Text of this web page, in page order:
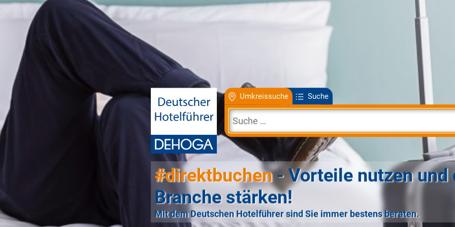
Umkreissuche Suche
#direktbuchen- Vorteile nutzen und
Branche stärken!
Mit dem Deutschen Hotelführer sind Sie immer bestens beraten.